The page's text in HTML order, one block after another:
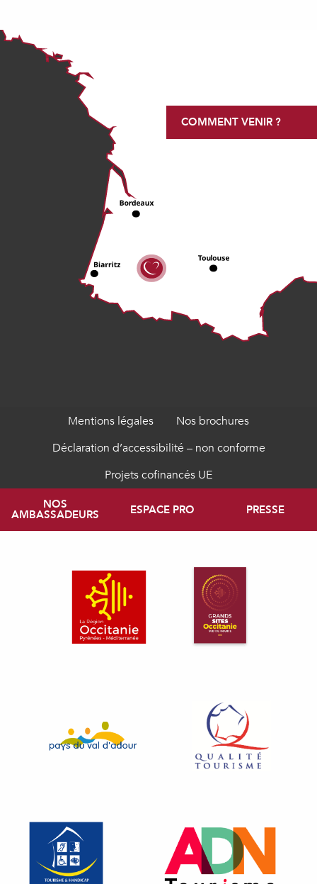
COMMENT VENIR ?
Mentions légales
Nos brochures
Déclaration d’accessibilité – non conforme
Projets cofinancés UE
NOS
AMBASSADEURS ESPACE PRO PRESSE